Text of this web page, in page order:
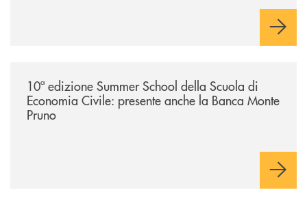
10ª edizione Summer School della Scuola di
Economia Civile: presente anche la Banca Monte
Pruno